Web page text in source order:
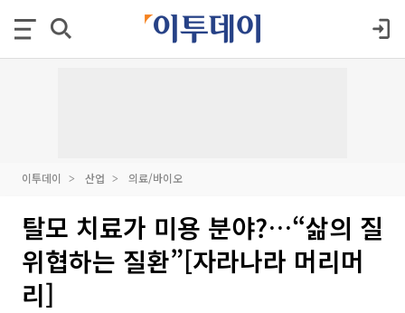
이투데이 산업 의료/바이오
탈모 치료가 미용 분야?…“삶의 질
위협하는 질환”[자라나라 머리머
리]